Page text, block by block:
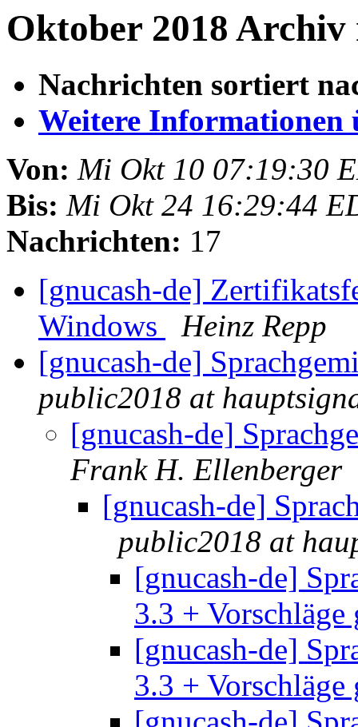
Oktober 2018 Archiv
Nachrichten sortiert
Weitere Informationen
Von: Mi Okt 10 07:19:30
Bis: Mi Okt 24 16:29:44
Nachrichten: 17
[gnucash-de]
Windows
Heinz Repp
[gnucash-de]
public2018 at
[gnucash-de]
Frank H. Ellenberger
[gnucash-de]
public2018 at
[gnucash-de]
3.3 +
[gnucash-de]
3.3 +